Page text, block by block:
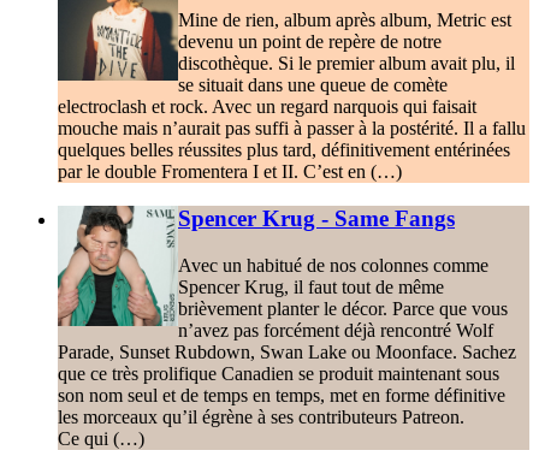
Mine de rien, album après album, Metric est
devenu un point de repère de notre
discothèque. Si le premier album avait plu, il
se situait dans une queue de comète
electroclash et rock. Avec un regard narquois qui faisait
mouche mais n’aurait pas suffi à passer à la postérité. Il a fallu
quelques belles réussites plus tard, définitivement entérinées
par le double Fromentera I et II. C’est en (…)
Spencer Krug - Same Fangs
Avec un habitué de nos colonnes comme
Spencer Krug, il faut tout de même
brièvement planter le décor. Parce que vous
n’avez pas forcément déjà rencontré Wolf
Parade, Sunset Rubdown, Swan Lake ou Moonface. Sachez
que ce très prolifique Canadien se produit maintenant sous
son nom seul et de temps en temps, met en forme définitive
les morceaux qu’il égrène à ses contributeurs Patreon.
Ce qui (…)